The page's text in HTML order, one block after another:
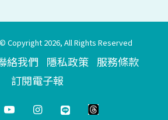
Copyright 2026, All Rights Reserved
絡我們 隱私政策 服務條款
訂閱電子報